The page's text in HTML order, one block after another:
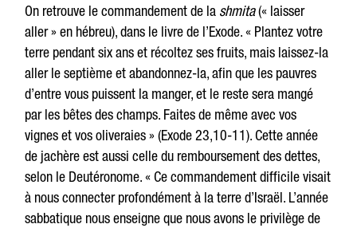
On retrouve le commandement de la shmita(« laisser
aller » en hébreu), dans le livre de l’Exode. « Plantez votre
terre pendant six ans et récoltez ses fruits, mais laissez-la
aller le septième et abandonnez-la, afin que les pauvres
d’entre vous puissent la manger, et le reste sera mangé
par les bêtes des champs. Faites de même avec vos
vignes et vos oliveraies » (Exode 23,10-11). Cette année
de jachère est aussi celle du remboursement des dettes,
selon le Deutéronome. « Ce commandement difficile visait
à nous connecter profondément à la terre d’Israël. L’année
sabbatique nous enseigne que nous avons le privilège de